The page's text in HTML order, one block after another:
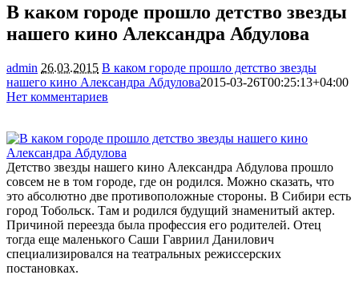
В каком городе прошло детство звезды
нашего кино Александра Абдулова
admin 26.03.2015 В каком городе прошло детство звезды
нашего кино Александра Абдулова2015-03-26T00:25:13+04:00
Нет комментариев
Детство звезды нашего кино Александра Абдулова прошло
совсем не в том городе, где он родился. Можно сказать, что
это абсолютно две противоположные стороны. В Сибири есть
город Тобольск. Там и родился будущий знаменитый актер.
Причиной переезда была профессия его родителей. Отец
тогда еще маленького Саши Гавриил Данилович
специализировался на театральных режиссерских
постановках.